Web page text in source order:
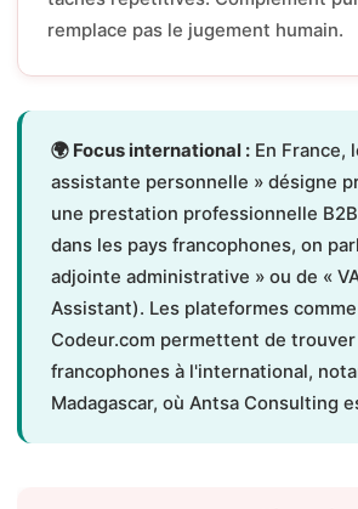
remplace pas le jugement humain.
🌍 Focus international : En France,
assistante personnelle » désigne
une prestation professionnelle
dans les pays francophones, on
adjointe administrative » ou de «
Assistant). Les plateformes
Codeur.com permettent de
francophones à l'international,
Madagascar, où Antsa Consulting